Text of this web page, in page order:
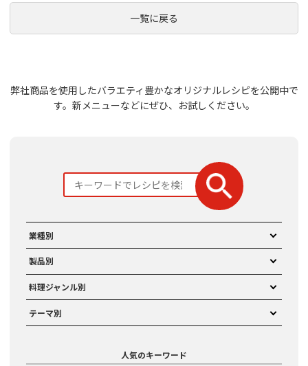
一覧に戻る
弊社商品を使用したバラエティ豊かなオリジナルレシピを公開中で
す。 新メニューなどにぜひ、お試しください。
業種別
製品別
料理ジャンル別
テーマ別
人気のキーワード